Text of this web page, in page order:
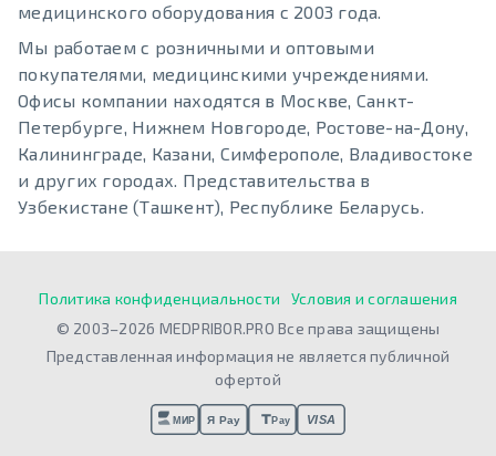
медицинского оборудования с 2003 года.
Мы работаем с розничными и оптовыми
покупателями, медицинскими учреждениями.
Офисы компании находятся в Москве, Санкт-
Петербурге, Нижнем Новгороде, Ростове-на-Дону,
Калининграде, Казани, Симферополе, Владивостоке
и других городах. Представительства в
Узбекистане (Ташкент), Республике Беларусь.
Политика конфиденциальности
Условия и соглашения
© 2003–2026 MEDPRIBOR.PRO Все права защищены
Представленная информация не является публичной
офертой
МИР Я Pay Pay VISA